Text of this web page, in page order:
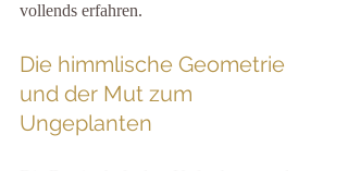
vollends erfahren.
Die himmlische Geometrie
und der Mut zum
Ungeplanten